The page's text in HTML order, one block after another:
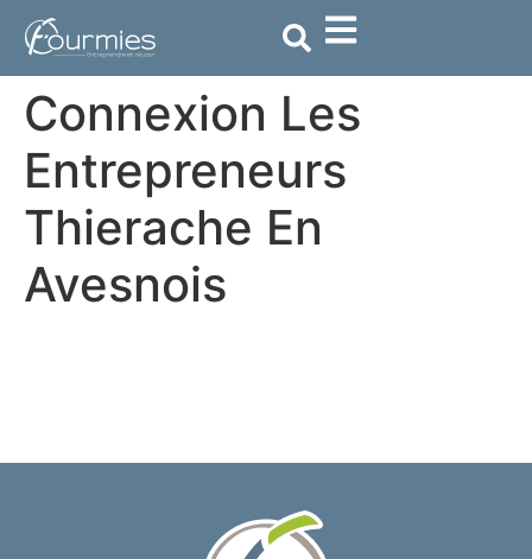
principal
Connexion Les
Entrepreneurs
Thierache En
Avesnois